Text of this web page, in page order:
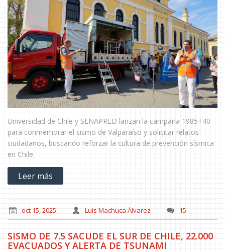
Universidad de Chile y SENAPRED lanzan la campaña 1985+40
para conmemorar el sismo de Valparaíso y solicitar relatos
ciudadanos, buscando reforzar la cultura de prevención sísmica
en Chile.
Leer más
oct 15, 2025 Luis Machuca Álvarez 15
SISMO DE 7.5 SACUDE EL SUR DE CHILE, 22.000
EVACUADOS Y ALERTA DE TSUNAMI